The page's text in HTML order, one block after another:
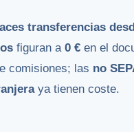
transferencias
figuran a0 € en el
comisiones; las no
ya tienen coste.